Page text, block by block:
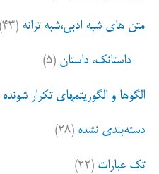
امتن های شبه ادبی،شبه ترانه (۴۳)
داستانک، داستان (۵)
الگوها و الگوریتمهای تکرار
دسته‌بندی نشده (۲۸)
تک عبارات (۲۲)